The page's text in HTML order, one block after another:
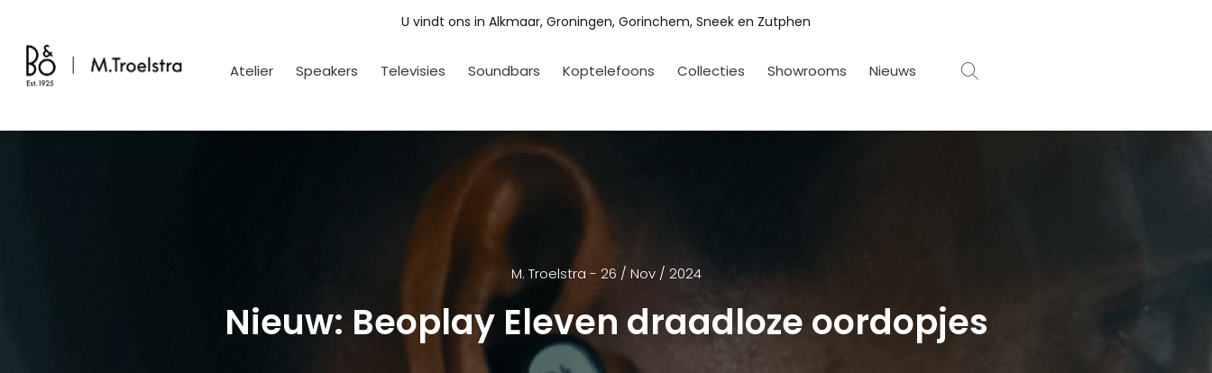
Atelier Speakers Televisies Soundbars Koptelefoons Collecties Showrooms Nieuws
Ervaar het verschil en vraag uw persoonlijke luistersessie
M. Troelstra - 26 / Nov / 2024
Nieuw: Beoplay Eleven draadloze oordopjes